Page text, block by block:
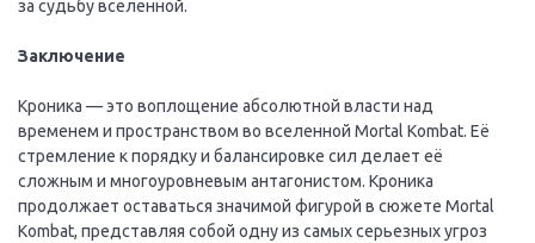
за судьбу вселенной.
Заключение
Кроника — это воплощение абсолютной власти над
временем и пространством во вселенной Mortal Kombat. Её
стремление к порядку и балансировке сил делает её
сложным и многоуровневым антагонистом. Кроника
продолжает оставаться значимой фигурой в сюжете Mortal
Kombat, представляя собой одну из самых серьезных угроз